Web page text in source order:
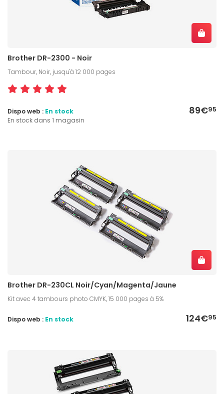
Brother DR-2300 - Noir
Tambour, Noir, jusqu'à 12 000 pages
89€95
Dispo web : En stock
En stock dans 1 magasin
Brother DR-230CL Noir/Cyan/Magenta/Jaune
Kit avec 4 tambours photo CMYK, 15 000 pages à 5%
124€95
Dispo web : En stock